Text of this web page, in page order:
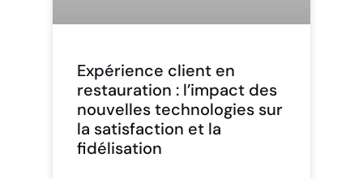
Expérience client en
restauration : l’impact des
nouvelles technologies sur
la satisfaction et la
fidélisation